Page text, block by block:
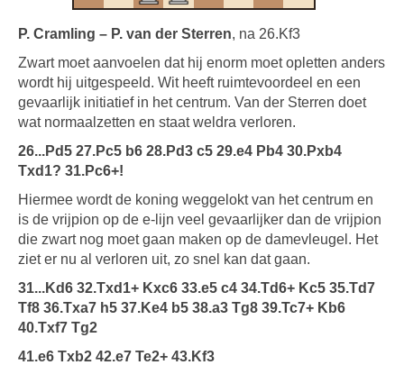
P. Cramling – P. van der Sterren, na 26.Kf3
Zwart moet aanvoelen dat hij enorm moet opletten anders
wordt hij uitgespeeld. Wit heeft ruimtevoordeel en een
gevaarlijk initiatief in het centrum. Van der Sterren doet
wat normaalzetten en staat weldra verloren.
26...Pd5 27.Pc5 b6 28.Pd3 c5 29.e4 Pb4 30.Pxb4
Txd1? 31.Pc6+!
Hiermee wordt de koning weggelokt van het centrum en
is de vrijpion op de e-lijn veel gevaarlijker dan de vrijpion
die zwart nog moet gaan maken op de damevleugel. Het
ziet er nu al verloren uit, zo snel kan dat gaan.
31...Kd6 32.Txd1+ Kxc6 33.e5 c4 34.Td6+ Kc5 35.Td7
Tf8 36.Txa7 h5 37.Ke4 b5 38.a3 Tg8 39.Tc7+ Kb6
40.Txf7 Tg2
41.e6 Txb2 42.e7 Te2+ 43.Kf3